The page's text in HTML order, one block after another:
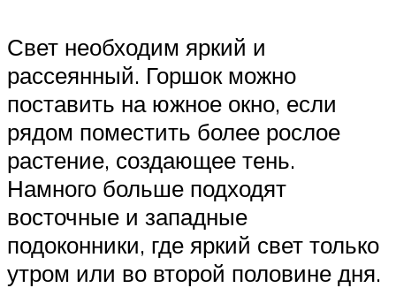
Свет необходим яркий и
рассеянный. Горшок можно
поставить на южное окно, если
рядом поместить более рослое
растение, создающее тень.
Намного больше подходят
восточные и западные
подоконники, где яркий свет только
утром или во второй половине дня.